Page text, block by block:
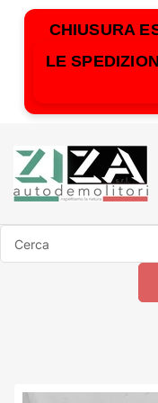
CHIUSURA
LE